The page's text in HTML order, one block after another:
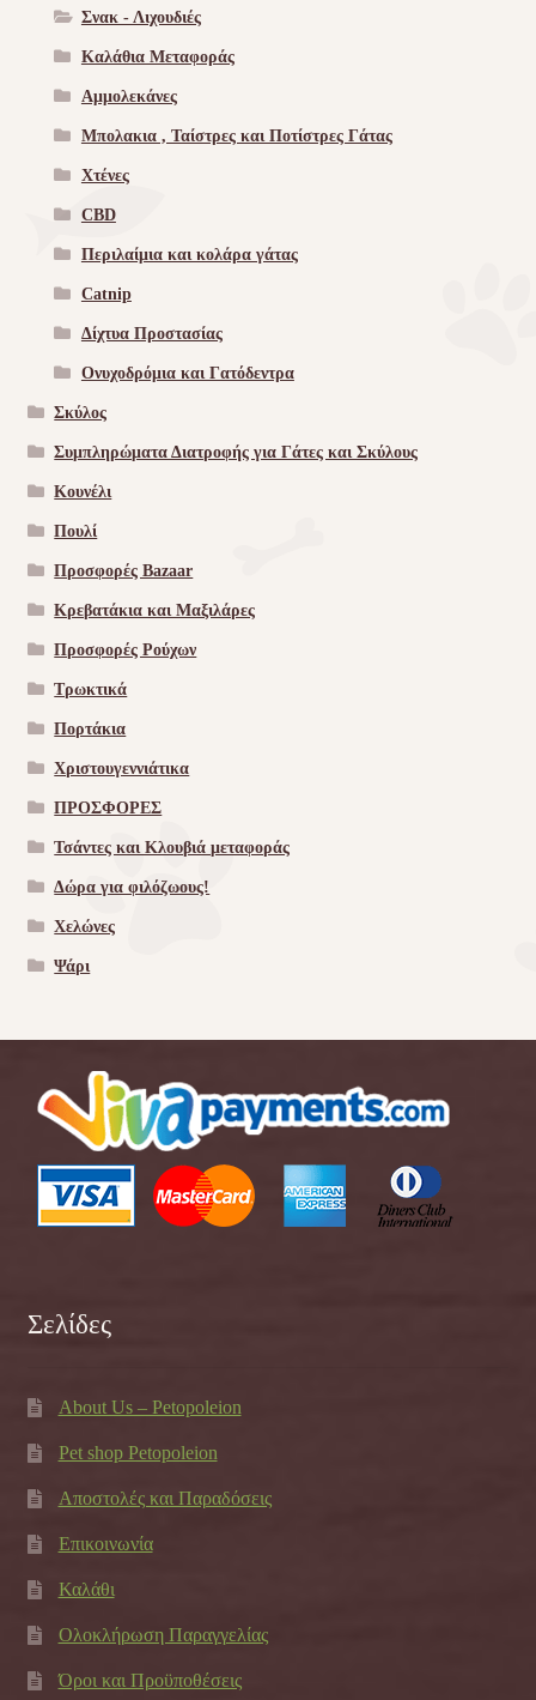
Σνακ - Λιχουδιές
Καλάθια Μεταφοράς
Αμμολεκάνες
Μπολακια , Ταίστρες και Ποτίστρες Γάτας
Χτένες
CBD
Περιλαίμια και κολάρα γάτας
Catnip
Δίχτυα Προστασίας
Ονυχοδρόμια και Γατόδεντρα
Σκύλος
Συμπληρώματα Διατροφής για Γάτες και Σκύλους
Κουνέλι
Πουλί
Προσφορές Bazaar
Κρεβατάκια και Μαξιλάρες
Προσφορές Ρούχων
Τρωκτικά
Πορτάκια
Χριστουγεννιάτικα
ΠΡΟΣΦΟΡΕΣ
Τσάντες και Κλουβιά μεταφοράς
Δώρα για φιλόζωους!
Χελώνες
Ψάρι
Σελίδες
About Us – Petopoleion
Pet shop Petopoleion
Αποστολές και Παραδόσεις
Επικοινωνία
Καλάθι
Ολοκλήρωση Παραγγελίας
Όροι και Προϋποθέσεις